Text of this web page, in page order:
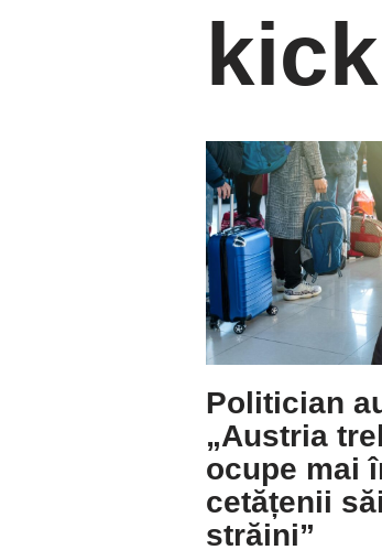
Politician
„Austria
ocupe mai
cetățenii
străini”